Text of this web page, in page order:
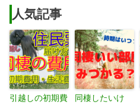
人気記事
引越しの初期費
同棲したいけ